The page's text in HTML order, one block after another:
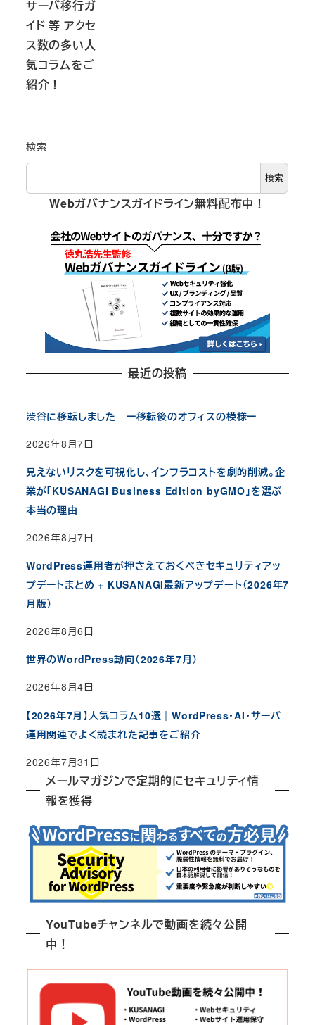
サーバ移行ガ
イド 等 アクセ
ス数の多い人
気コラムをご
紹介！
検索
検索
Webガバナンスガイドライン無料配布中！
最近の投稿
渋谷に移転しました ー移転後のオフィスの模様ー
2026年8月7日
見えないリスクを可視化し、インフラコストを劇的削減。企
業が「KUSANAGI Business Edition byGMO」を選ぶ
本当の理由
2026年8月7日
WordPress運用者が押さえておくべきセキュリティアッ
プデートまとめ + KUSANAGI最新アップデート（2026年7
月版）
2026年8月6日
世界のWordPress動向（2026年7月）
2026年8月4日
【2026年7月】人気コラム10選｜WordPress・AI・サーバ
運用関連でよく読まれた記事をご紹介
2026年7月31日
メールマガジンで定期的にセキュリティ情
報を獲得
YouTubeチャンネルで動画を続々公開
中！